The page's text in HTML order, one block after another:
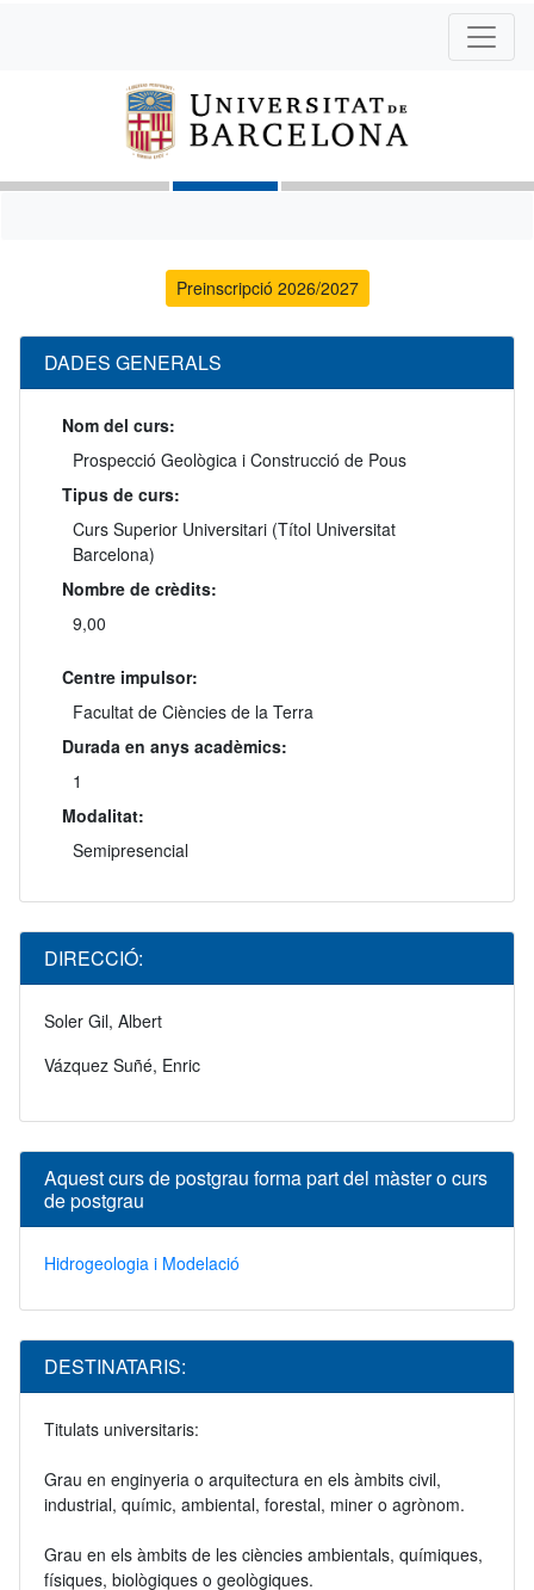
Preinscripció 2026/2027
DADES GENERALS
Nom del curs:
Prospecció Geològica i Construcció de Pous
Tipus de curs:
Curs Superior Universitari (Títol Universitat
Barcelona)
Nombre de crèdits:
9,00
Centre impulsor:
Facultat de Ciències de la Terra
Durada en anys acadèmics:
1
Modalitat:
Semipresencial
DIRECCIÓ:
Soler Gil, Albert
Vázquez Suñé, Enric
Aquest curs de postgrau forma part del màster o curs
de postgrau
Hidrogeologia i Modelació
DESTINATARIS:
Titulats universitaris:
Grau en enginyeria o arquitectura en els àmbits civil,
industrial, químic, ambiental, forestal, miner o agrònom.
Grau en els àmbits de les ciències ambientals, químiques,
físiques, biològiques o geològiques.